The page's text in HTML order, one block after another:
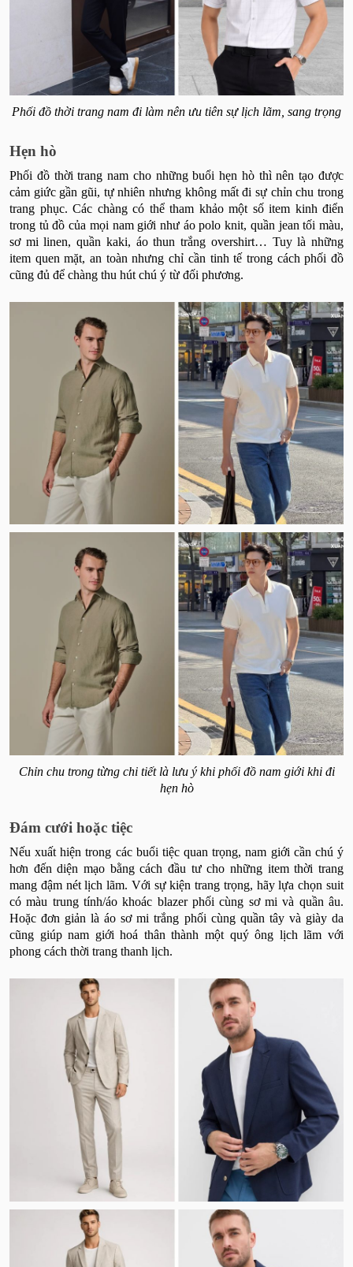
Phối đồ thời trang nam đi làm nên ưu tiên sự lịch lãm, sang trọng
Hẹn hò
Phối đồ thời trang nam cho những buổi hẹn hò thì nên tạo được
cảm giức gần gũi, tự nhiên nhưng không mất đi sự chỉn chu trong
trang phục. Các chàng có thể tham khảo một số item kinh điển
trong tủ đồ của mọi nam giới như áo polo knit, quần jean tối màu,
sơ mi linen, quần kaki, áo thun trắng overshirt… Tuy là những
item quen mặt, an toàn nhưng chỉ cần tinh tế trong cách phối đồ
cũng đủ để chàng thu hút chú ý từ đối phương.
Chỉn chu trong từng chi tiết là lưu ý khi phối đồ nam giới khi đi
hẹn hò
Đám cưới hoặc tiệc
Nếu xuất hiện trong các buổi tiệc quan trọng, nam giới cần chú ý
hơn đến diện mạo bằng cách đầu tư cho những item thời trang
mang đậm nét lịch lãm. Với sự kiện trang trọng, hãy lựa chọn suit
có màu trung tính/áo khoác blazer phối cùng sơ mi và quần âu.
Hoặc đơn giản là áo sơ mi trắng phối cùng quần tây và giày da
cũng giúp nam giới hoá thân thành một quý ông lịch lãm với
phong cách thời trang thanh lịch.